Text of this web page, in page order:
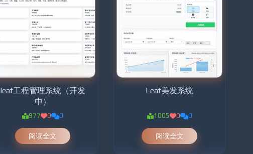
leaf工程管理系统（开发
中）
977 0 0
阅读全文
Leaf美发系统
1005 0 0
阅读全文